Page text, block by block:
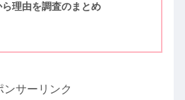
理由を調査のまとめ
ンサーリンク